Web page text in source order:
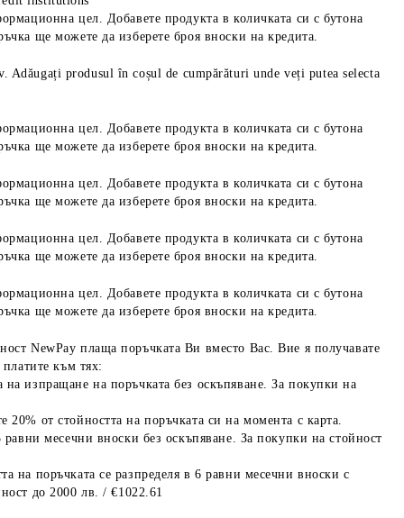
цел. Добавете продукта в количката си с бутона
ще можете да изберете броя вноски на кредита.
Adăugați produsul în coșul de cumpărături unde veți putea selecta
цел. Добавете продукта в количката си с бутона
ще можете да изберете броя вноски на кредита.
цел. Добавете продукта в количката си с бутона
ще можете да изберете броя вноски на кредита.
цел. Добавете продукта в количката си с бутона
ще можете да изберете броя вноски на кредита.
цел. Добавете продукта в количката си с бутона
ще можете да изберете броя вноски на кредита.
NewPay плаща поръчката Ви вместо Вас. Вие я получавате
към тях:
изпращане на поръчката без оскъпяване. За покупки на
от стойността на поръчката си на момента с карта.
равни месечни вноски без оскъпяване. За покупки на стойност
на поръчката се разпределя в 6 равни месечни вноски с
до 2000 лв. / €1022.61